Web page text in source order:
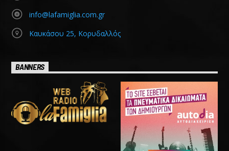
info@lafamiglia.com.gr
Καυκάσου 25, Κορυδαλλός
BANNERS